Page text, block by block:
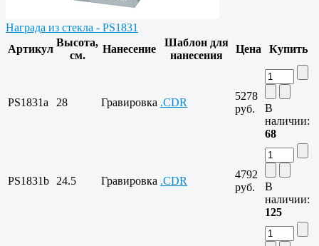
Награда из стекла - PS1831
Артикул
Высота,
см.
Нанесение
Шаблон для
нанесения
Цена Купить
PS1831a 28 Гравировка .CDR
5278
руб.
В
наличии:
68
PS1831b 24.5 Гравировка .CDR
4792
руб.
В
наличии:
125